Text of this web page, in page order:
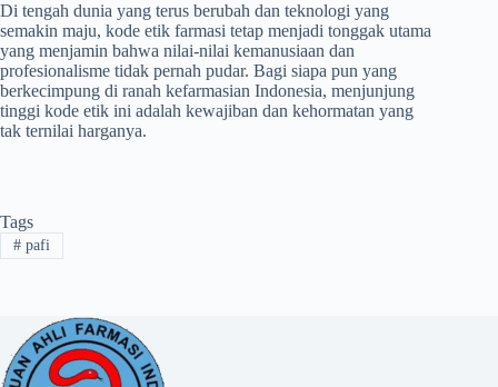
Di tengah dunia yang terus berubah dan teknologi yang
semakin maju, kode etik farmasi tetap menjadi tonggak utama
yang menjamin bahwa nilai-nilai kemanusiaan dan
profesionalisme tidak pernah pudar. Bagi siapa pun yang
berkecimpung di ranah kefarmasian Indonesia, menjunjung
tinggi kode etik ini adalah kewajiban dan kehormatan yang
tak ternilai harganya.
Tags
#pafi